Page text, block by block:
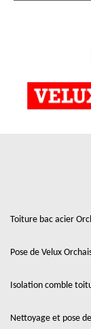
Toiture bac acier
Pose de Velux
Isolation comble
Nettoyage et pose